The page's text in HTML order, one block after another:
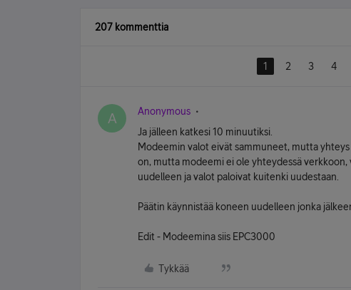
207 kommenttia
1 2 3 4
A Anonymous
Ja jälleen katkesi 10 minuutiksi.
Modeemin valot eivät sammuneet, mutta
on, mutta modeemi ei ole yhteydessä
uudelleen ja valot paloivat kuitenki uudestaan.
Päätin käynnistää koneen uudelleen jonka
Edit - Modeemina siis EPC3000
Tykkää